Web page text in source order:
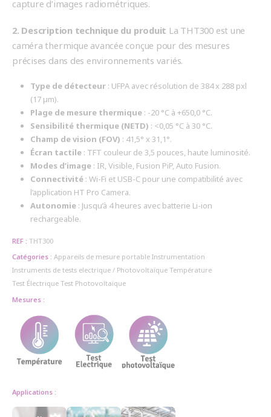
capture d’images radiométriques.
2. Description technique du produit La THT300 est une
caméra thermique avancée conçue pour des mesures
précises dans des environnements variés.
Type de détecteur: UFPA avec résolution de 384 x 288 pxl
(17 µm).
Plage de mesure thermique: -20 °C à +650,0 °C.
Sensibilité thermique (NETD) : <0,05 °C à 30 °C.
Champ de vision (FOV) : 41,5° x 31,1°.
Écran tactile: TFT couleur de 3,5 pouces, haute luminosité.
Modes d’image: IR, Visible, Fusion PiP, Auto Fusion.
Connectivité: Wi-Fi et USB-C pour une compatibilité avec
l’application HT Pro Camera.
Autonomie: Jusqu’à 4 heures avec batterie Li-ion
rechargeable.
REF : THT300
Catégories : Appareils de mesure portable Instrumentation
Instruments de tests electrique / Photovoltaïque Température
Test Électrique Test Photovoltaïque
Mesures :
Applications :